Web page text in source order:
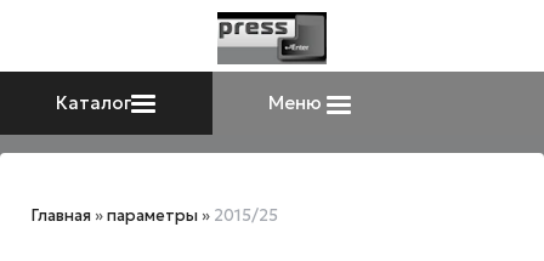
Каталог Меню
Главная »параметры » 2015/25